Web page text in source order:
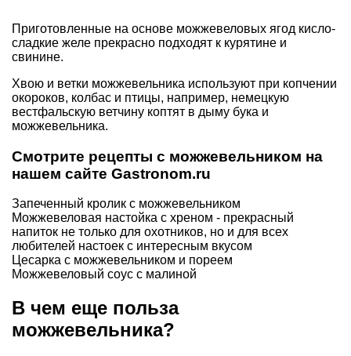
Приготовленные на основе можжевеловых ягод кисло-
сладкие желе прекрасно подходят к курятине и
свинине.
Хвою и ветки можжевельника используют при копчении
окороков, колбас и птицы, например, немецкую
вестфальскую ветчину коптят в дыму бука и
можжевельника.
Смотрите рецепты с можжевельником на
нашем сайте Gastronom.ru
Запеченный кролик с можжевельником
Можжевеловая настойка с хреном - прекрасный
напиток не только для охотников, но и для всех
любителей настоек с интересным вкусом
Цесарка с можжевельником и пореем
Можжевеловый соус с малиной
В чем еще польза
можжевельника?